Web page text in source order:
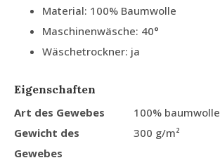
Material: 100% Baumwolle
Maschinenwäsche: 40°
Wäschetrockner: ja
Eigenschaften
Art des Gewebes
100% baumwolle
Gewicht des
Gewebes
300 g/m²